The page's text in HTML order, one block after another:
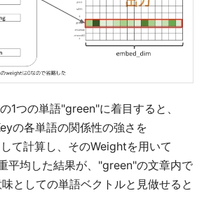
1つの単語"green"に着目すると、
の各単語の関係性の強さを
て計算し、そのWeightを用いて
平均した結果が、"green"の文章内で
としての単語ベクトルと見做せると